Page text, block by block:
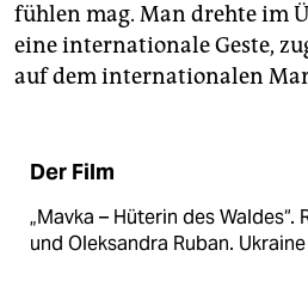
fühlen mag. Man drehte im
eine internationale Geste,
auf dem internationalen
Der Film
„Mavka – Hüterin des Waldes“.
und Oleksandra Ruban.